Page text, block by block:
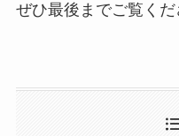
ぜひ最後までご覧くだ